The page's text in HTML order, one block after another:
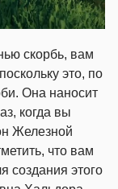
скорбь, вам
это, по
Она наносит
когда вы
Железной
что вам
создания этого